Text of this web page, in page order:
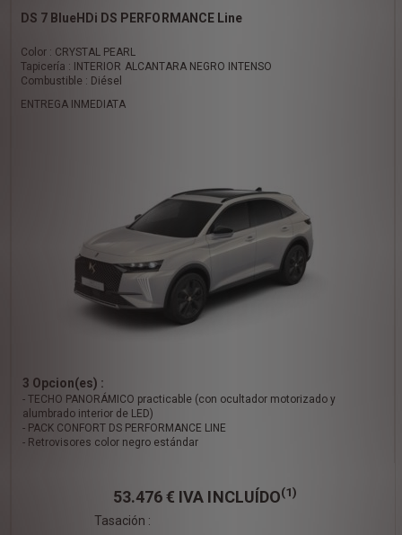
DS 7 BlueHDi DS PERFORMANCE Line
Color : CRYSTAL PEARL
Tapicería : INTERIOR ALCANTARA NEGRO INTENSO
Combustible : Diésel
ENTREGA INMEDIATA
3 Opcion(es) :
- TECHO PANORÁMICO practicable (con ocultador motorizado y
alumbrado interior de LED)
- PACK CONFORT DS PERFORMANCE LINE
- Retrovisores color negro estándar
53.476 € IVA INCLUÍDO(1)
Tasación :